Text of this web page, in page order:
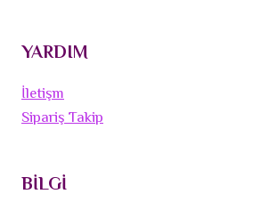
YARDIM
İletişm
Sipariş Takip
BİLGİ